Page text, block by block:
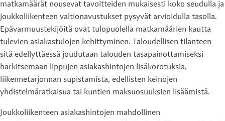
matkamäärät nousevat tavoitteiden mukaisesti koko seudulla ja
joukkoliikenteen valtionavustukset pysyvät arvioidulla tasolla.
Epävarmuustekijöitä ovat tulopuolella matkamäärien kautta
tulevien asiakastulojen kehittyminen. Taloudellisen tilanteen
sitä edellyttäessä joudutaan talouden tasapainottamiseksi
harkitsemaan lippujen asiakashintojen lisäkorotuksia,
liikennetarjonnan supistamista, edellisten keinojen
yhdistelmäratkaisua tai kuntien maksuosuuksien lisäämistä.
Joukkoliikenteen asiakashintojen mahdollinen